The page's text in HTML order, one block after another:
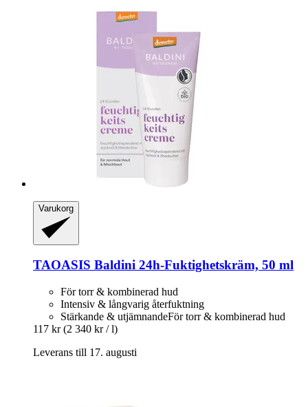
Varukorg
TAOASIS Baldini 24h-​Fuktighetskräm, 50 ml
För torr & kombinerad hud
Intensiv & långvarig återfuktning
Stärkande & utjämnandeFör torr & kombinerad hud
117 kr (2 340 kr / l)
Leverans till 17. augusti